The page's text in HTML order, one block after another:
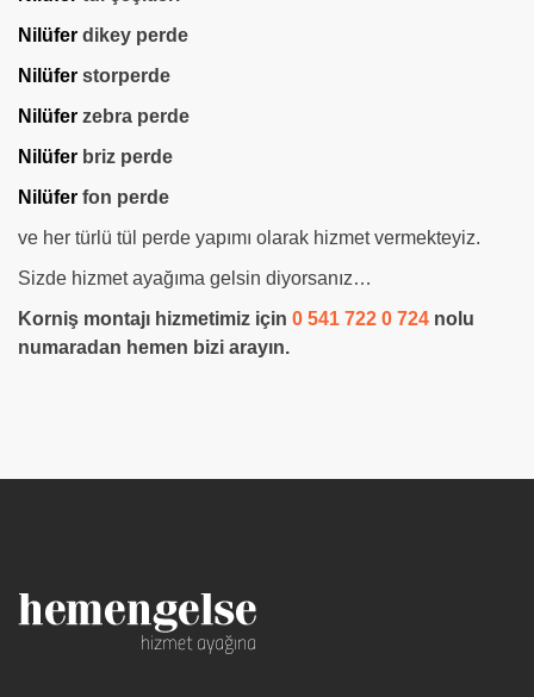
Nilüfer dikey perde
Nilüfer storperde
Nilüfer zebra perde
Nilüfer briz perde
Nilüfer fon perde
ve her türlü tül perde yapımı olarak hizmet vermekteyiz.
Sizde hizmet ayağıma gelsin diyorsanız…
Korniş montajı hizmetimiz için 0 541 722 0 724 nolu
numaradan hemen bizi arayın.